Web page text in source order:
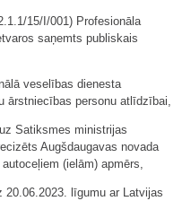
15/I/001) Profesionāla
saņemts publiskais
veselības dienesta
ārstniecības personu atlīdzībai,
Satiksmes ministrijas
Augšdaugavas novada
(ielām) apmērs,
20.06.2023. līgumu ar Latvijas